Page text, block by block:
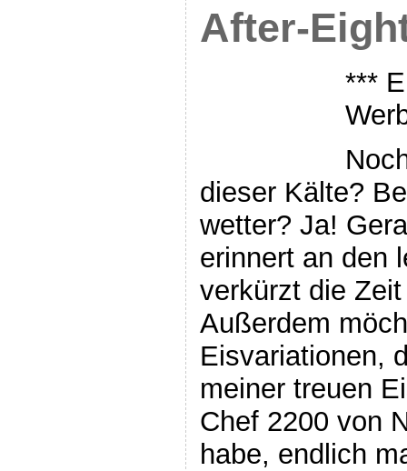
After-
***
dieser Kälte?
wetter? Ja!
erinnert an den
verkürzt die
Außerdem
Eisvariationen,
meiner treuen
Chef 2200 von
habe, endlich